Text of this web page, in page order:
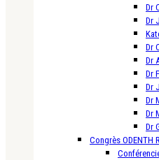
Dr
Dr
Dr
Dr
Dr
Dr
Dr
Dr
Dr
Congrès ODENTH